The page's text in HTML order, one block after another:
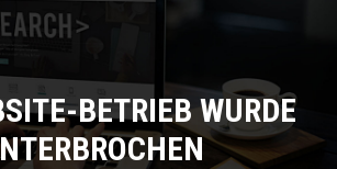
BETRIEB WURDE